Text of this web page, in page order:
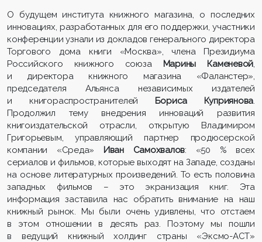
О будущем института книжного магазина, о последних
инновациях, разработанных для его поддержки, участники
конференции узнали из докладов генерального директора
Торгового дома книги «Москва», члена Президиума
Российского книжного союза Марины Каменевой,
и директора книжного магазина «Фаланстер»,
председателя Альянса независимых издателей
и книгораспространителей Бориса Куприянова.
Продолжил тему внедрения инноваций развития
книгоиздательской отрасли, открытую Владимиром
Григорьевым, управляющий партнер продюсерской
компании «Среда» Иван Самохвалов: «50 % всех
сериалов и фильмов, которые выходят на Западе, созданы
на основе литературных произведений. То есть половина
западных фильмов – это экранизация книг. Эта
информация заставила нас обратить внимание на наш
книжный рынок. Мы были очень удивлены, что отстаем
в этом отношении в десять раз. Поэтому мы пошли
в ведущий книжный холдинг страны «Эксмо-АСТ»